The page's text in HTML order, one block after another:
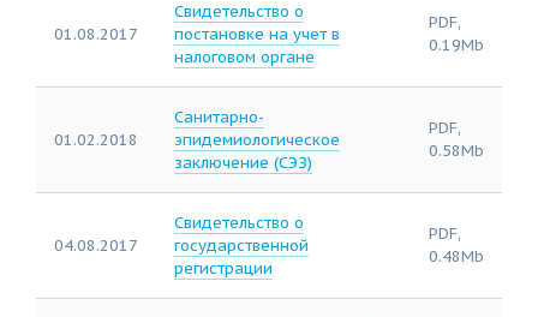
01.08.2017
Свидетельство о
постановке на учет в
налоговом органе
PDF,
0.19Mb
01.02.2018
Санитарно-
эпидемиологическое
заключение (СЭЗ)
PDF,
0.58Mb
04.08.2017
Свидетельство о
государственной
регистрации
PDF,
0.48Mb